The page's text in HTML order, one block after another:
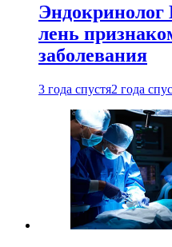
Эндокринолог
лень
заболевания
3 года спустя2 года